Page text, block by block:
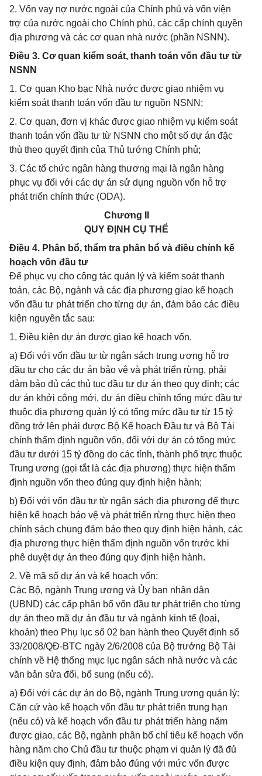
2. Vốn vay nợ nước ngoài của Chính phủ và vốn viện
trợ của nước ngoài cho Chính phủ, các cấp chính quyền
địa phương và các cơ quan nhà nước (phần NSNN).
Điều 3. Cơ quan kiểm soát, thanh toán vốn đầu tư từ
NSNN
1. Cơ quan Kho bạc Nhà nước được giao nhiệm vụ
kiểm soát thanh toán vốn đầu tư nguồn NSNN;
2. Cơ quan, đơn vị khác được giao nhiệm vụ kiểm soát
thanh toán vốn đầu tư từ NSNN cho một số dự án đặc
thù theo quyết định của Thủ tướng Chính phủ;
3. Các tổ chức ngân hàng thương mại là ngân hàng
phục vụ đối với các dự án sử dụng nguồn vốn hỗ trợ
phát triển chính thức (ODA).
Chương II
QUY ĐỊNH CỤ THỂ
Điều 4. Phân bổ, thẩm tra phân bổ và điều chỉnh kế
hoạch vốn đầu tư
Để phục vụ cho công tác quản lý và kiểm soát thanh
toán, các Bộ, ngành và các địa phương giao kế hoạch
vốn đầu tư phát triển cho từng dự án, đảm bảo các điều
kiện nguyên tắc sau:
1. Điều kiện dự án được giao kế hoạch vốn.
a) Đối với vốn đầu tư từ ngân sách trung ương hỗ trợ
đầu tư cho các dự án bảo vệ và phát triển rừng, phải
đảm bảo đủ các thủ tục đầu tư dự án theo quy định; các
dự án khởi công mới, dự án điều chỉnh tổng mức đầu tư
thuộc địa phương quản lý có tổng mức đầu tư từ 15 tỷ
đồng trở lên phải được Bộ Kế hoạch Đầu tư và Bộ Tài
chính thẩm định nguồn vốn, đối với dự án có tổng mức
đầu tư dưới 15 tỷ đồng do các tỉnh, thành phố trực thuộc
Trung ương (gọi tắt là các địa phương) thực hiện thẩm
định nguồn vốn theo đúng quy định hiện hành;
b) Đối với vốn đầu tư từ ngân sách địa phương để thực
hiện kế hoạch bảo vệ và phát triển rừng thực hiện theo
chính sách chung đảm bảo theo quy định hiện hành, các
địa phương thực hiện thẩm định nguồn vốn trước khi
phê duyệt dự án theo đúng quy định hiện hành.
2. Về mã số dự án và kế hoạch vốn:
Các Bộ, ngành Trung ương và Ủy ban nhân dân
(UBND) các cấp phân bổ vốn đầu tư phát triển cho từng
dự án theo mã dự án đầu tư và ngành kinh tế (loại,
khoản) theo Phụ lục số 02 ban hành theo Quyết định số
33/2008/QĐ-BTC ngày 2/6/2008 của Bộ trưởng Bộ Tài
chính về Hệ thống mục lục ngân sách nhà nước và các
văn bản sửa đổi, bổ sung (nếu có).
a) Đối với các dự án do Bộ, ngành Trung ương quản lý:
Căn cứ vào kế hoạch vốn đầu tư phát triển trung hạn
(nếu có) và kế hoạch vốn đầu tư phát triển hàng năm
được giao, các Bộ, ngành phân bổ chỉ tiêu kế hoạch vốn
hàng năm cho Chủ đầu tư thuộc phạm vi quản lý đã đủ
điều kiện quy định, đảm bảo đúng với mức vốn được